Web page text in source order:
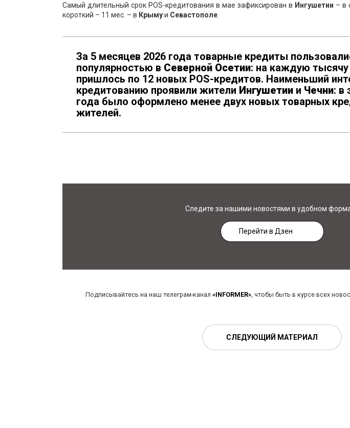
Самый длительный срок POS-кредитования в мае зафиксирован в Ингушетии – в
короткий – 11 мес. – в Крымуи Севастополе
За 5 месяцев 2026 года товарные кредиты
популярностью в Северной Осетии: на каждую тысячу
пришлось по 12 новых POS-кредитов. Наименьший
кредитованию проявили жители Ингушетии и Чечни: в
года было оформлено менее двух новых товарных
жителей.
Следите за нашими новостями в удобном
Перейти в Дзен
Подписывайтесь на наш телеграм-канал «INFORMER» , чтобы быть в курсе всех
СЛЕДУЮЩИЙ МАТЕРИАЛ